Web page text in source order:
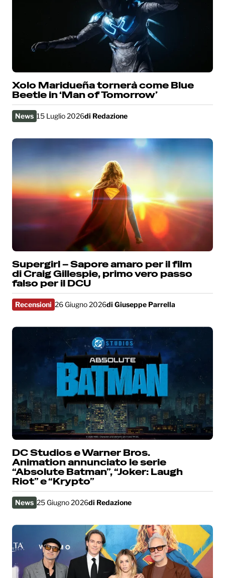
Xolo Maridueña tornerà come Blue
Beetle in ‘Man of Tomorrow’
News 15 Luglio 2026di Redazione
Supergirl – Sapore amaro per il film
di Craig Gillespie, primo vero passo
falso per il DCU
Recensioni 26 Giugno 2026di Giuseppe Parrella
DC Studios e Warner Bros.
Animation annunciato le serie
“Absolute Batman”, “Joker: Laugh
Riot” e “Krypto”
News 25 Giugno 2026di Redazione